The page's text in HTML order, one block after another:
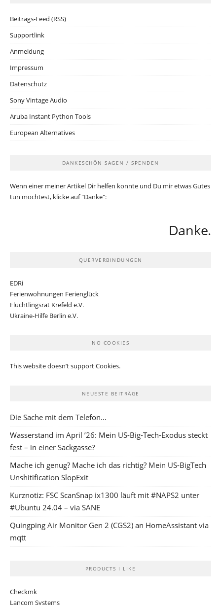
Beitrags-Feed (RSS)
Supportlink
Anmeldung
Impressum
Datenschutz
Sony Vintage Audio
Aruba Instant Python Tools
European Alternatives
DANKESCHÖN SAGEN / SPENDEN
Wenn einer meiner Artikel Dir helfen konnte und Du mir etwas Gutes
tun möchtest, klicke auf "Danke":
Danke.
QUERVERBINDUNGEN
EDRi
Ferienwohnungen Ferienglück
Flüchtlingsrat Krefeld e.V.
Ukraine-Hilfe Berlin e.V.
NO COOKIES
This website doesn’t support Cookies.
NEUESTE BEITRÄGE
Die Sache mit dem Telefon…
Wasserstand im April ’26: Mein US-Big-Tech-Exodus steckt
fest – in einer Sackgasse?
Mache ich genug? Mache ich das richtig? Mein US-BigTech
Unshitification SlopExit
Kurznotiz: FSC ScanSnap ix1300 läuft mit #NAPS2 unter
#Ubuntu 24.04 – via SANE
Quingping Air Monitor Gen 2 (CGS2) an HomeAssistant via
mqtt
PRODUCTS I LIKE
Checkmk
Lancom Systems